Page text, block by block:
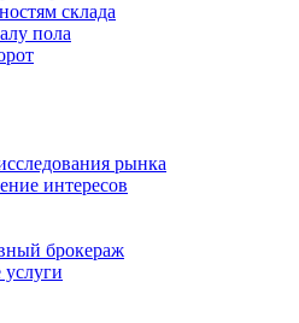
склада
пола
рынка
интересов
брокераж
услуги